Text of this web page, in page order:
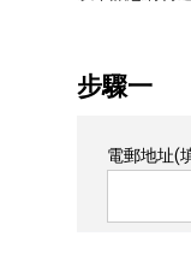
步驟一
電郵地址(